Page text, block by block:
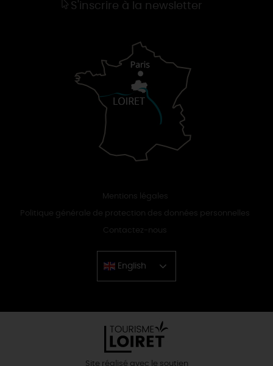
S'inscrire à la newsletter
Mentions légales
Politique générale de protection des données personnelles
Contactez-nous
English
Chinese
Site réalisé avec le soutien